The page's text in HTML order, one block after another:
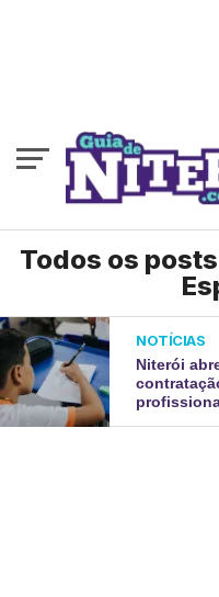
Todos os
NOTÍCIAS
Niterói